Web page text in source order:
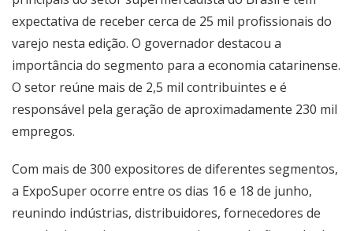
expectativa de receber cerca de 25 mil profissionais do
varejo nesta edição. O governador destacou a
importância do segmento para a economia catarinense.
O setor reúne mais de 2,5 mil contribuintes e é
responsável pela geração de aproximadamente 230 mil
empregos.
Com mais de 300 expositores de diferentes segmentos,
a ExpoSuper ocorre entre os dias 16 e 18 de junho,
reunindo indústrias, distribuidores, fornecedores de